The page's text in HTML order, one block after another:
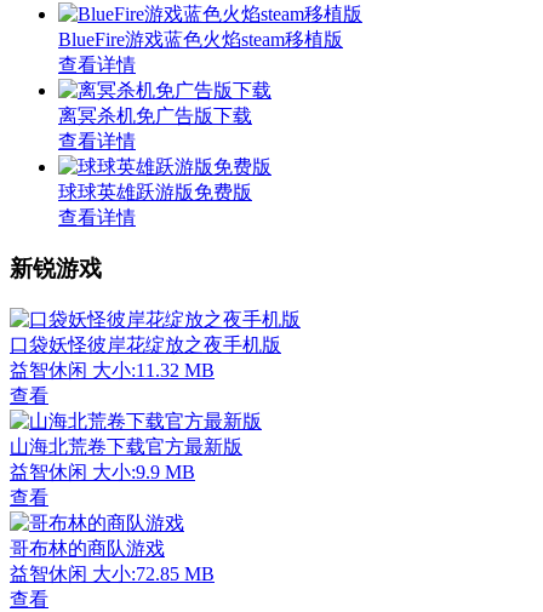
BlueFire游戏蓝色火焰steam移植版
查看详情
离冥杀机免广告版下载
查看详情
球球英雄跃游版免费版
查看详情
新锐游戏
口袋妖怪彼岸花绽放之夜手机版
益智休闲 大小:11.32 MB
查看
山海北荒卷下载官方最新版
益智休闲 大小:9.9 MB
查看
哥布林的商队游戏
益智休闲 大小:72.85 MB
查看